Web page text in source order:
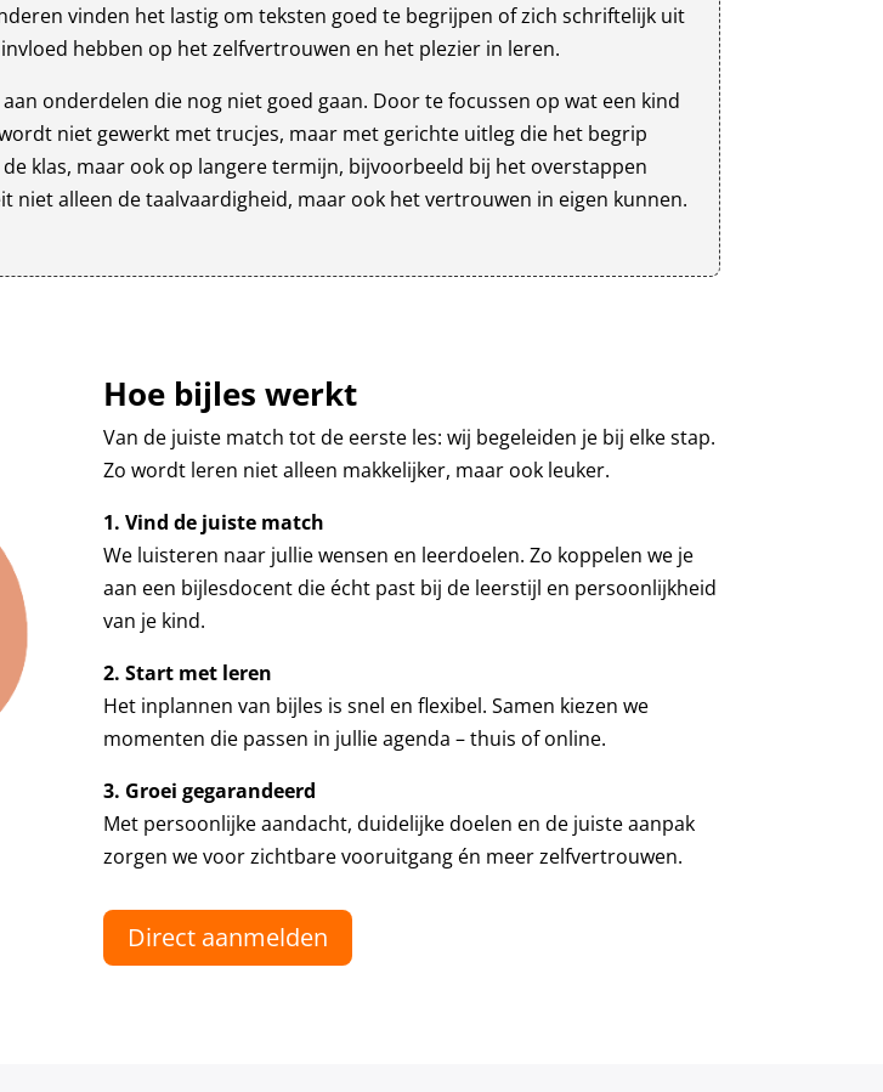
vinden het lastig om teksten goed te begrijpen of zich schriftelijk uit
hebben op het zelfvertrouwen en het plezier in leren.
onderdelen die nog niet goed gaan. Door te focussen op wat een kind
niet gewerkt met trucjes, maar met gerichte uitleg die het begrip
klas, maar ook op langere termijn, bijvoorbeeld bij het overstappen
alleen de taalvaardigheid, maar ook het vertrouwen in eigen kunnen.
Hoe bijles werkt
Van de juiste match tot de eerste les: wij begeleiden je bij elke stap.
Zo wordt leren niet alleen makkelijker, maar ook leuker.
1. Vind de juiste match
We luisteren naar jullie wensen en leerdoelen. Zo koppelen we je
aan een bijlesdocent die écht past bij de leerstijl en persoonlijkheid
van je kind.
2. Start met leren
Het inplannen van bijles is snel en flexibel. Samen kiezen we
momenten die passen in jullie agenda – thuis of online.
3. Groei gegarandeerd
Met persoonlijke aandacht, duidelijke doelen en de juiste aanpak
zorgen we voor zichtbare vooruitgang én meer zelfvertrouwen.
Direct aanmelden